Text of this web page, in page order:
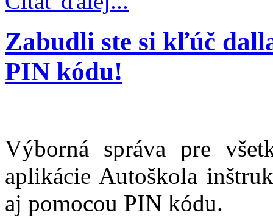
Zabudli ste si kľúč
PIN kódu!
Výborná správa pre
aplikácie Autoškola
aj pomocou PIN kódu.